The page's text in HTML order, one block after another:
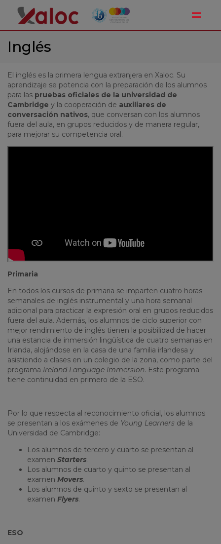
Inglés
El inglés es la primera lengua extranjera en Xaloc. Su
aprendizaje se potencia con la preparación de los alumnos
para las pruebas oficiales de la universidad de
Cambridge y la cooperación de auxiliares de
conversación nativos, que conversan con los alumnos
fuera del aula, en grupos reducidos y de manera regular,
para mejorar su competencia oral.
Primaria
En todos los cursos de primaria se imparten cuatro horas
semanales de inglés instrumental y una hora semanal
adicional para practicar la expresión oral en grupos reducidos
fuera del aula. Además, los alumnos de ciclo superior con
mejor rendimiento de inglés tienen la posibilidad de hacer
una estancia de inmersión lingüística de cuatro semanas en
Irlanda, alojándose en la casa de una familia irlandesa y
asistiendo a clases en un colegio de la zona, como parte del
programa Ireland Language Immersion. Este programa
tiene continuidad en primero de la ESO.
Por lo que respecta al reconocimiento oficial, los alumnos
se presentan a los exámenes de Young Learners de la
Universidad de Cambridge:
Los alumnos de tercero y cuarto se presentan al
examen Starters.
Los alumnos de cuarto y quinto se presentan al
examen Movers.
Los alumnos de quinto y sexto se presentan al
examen Flyers.
ESO